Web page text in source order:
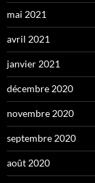
mai 2021
avril 2021
janvier 2021
décembre 2020
novembre 2020
septembre 2020
août 2020